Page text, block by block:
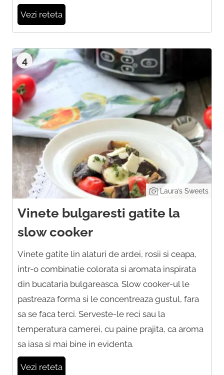
Vezi reteta
4
Laura’s Sweets
Vinete bulgaresti gatite la
slow cooker
Vinete gatite lin alaturi de ardei, rosii si ceapa,
intr-o combinatie colorata si aromata inspirata
din bucataria bulgareasca. Slow cooker-ul le
pastreaza forma si le concentreaza gustul, fara
sa se faca terci. Serveste-le reci sau la
temperatura camerei, cu paine prajita, ca aroma
sa iasa si mai bine in evidenta.
Vezi reteta